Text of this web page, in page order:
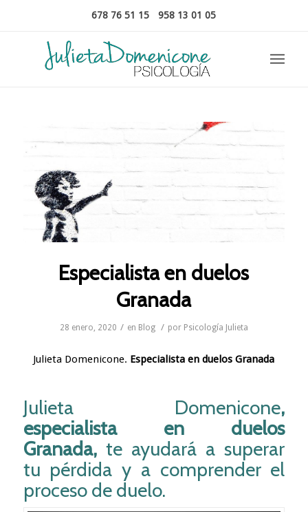
678 76 51 15 -958 13 01 05
Especialista en duelos
Granada
28 enero, 2020 / en Blog / por Psicología Julieta
Julieta Domenicone. Especialista en duelos Granada
Julieta Domenicone,
especialista en duelos
Granada, te ayudará a superar
tu pérdida y a comprender el
proceso de duelo.